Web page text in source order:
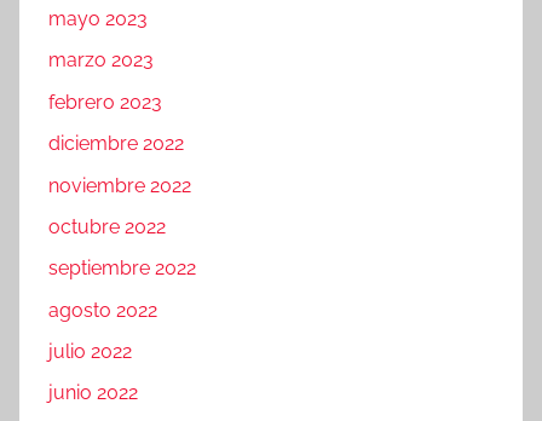
mayo 2023
marzo 2023
febrero 2023
diciembre 2022
noviembre 2022
octubre 2022
septiembre 2022
agosto 2022
julio 2022
junio 2022